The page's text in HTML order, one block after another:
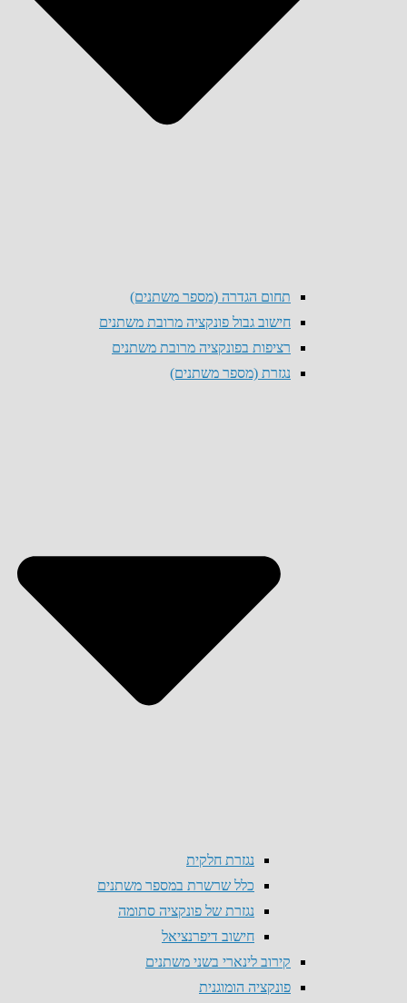
תחום הגדרה (מספר משתנים)
חישוב גבול פונקציה מרובת משתנים
רציפות בפונקציה מרובת משתנים
נגזרת (מספר משתנים)
נגזרת חלקית
כלל שרשרת במספר משתנים
נגזרת של פונקציה סתומה
חישוב דיפרנציאל
קירוב לינארי בשני משתנים
פונקציה הומוגנית